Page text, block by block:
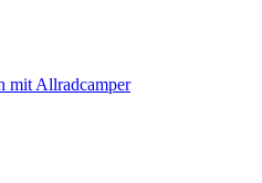
mit Allradcamper